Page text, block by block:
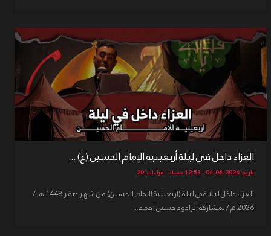
العزاء داخل في ليلة أربعينية الإمام الحسين (ع) ...
تاريخ: 2026-08-04 - 12:53 مساءً - قراءات: 20
العزاء داخل ليلا في ليلة (اربعينية الامام الحسين) من شهر صفر 1448 هـ /
2026 م / بمشاركة الرادود حسين احمد...